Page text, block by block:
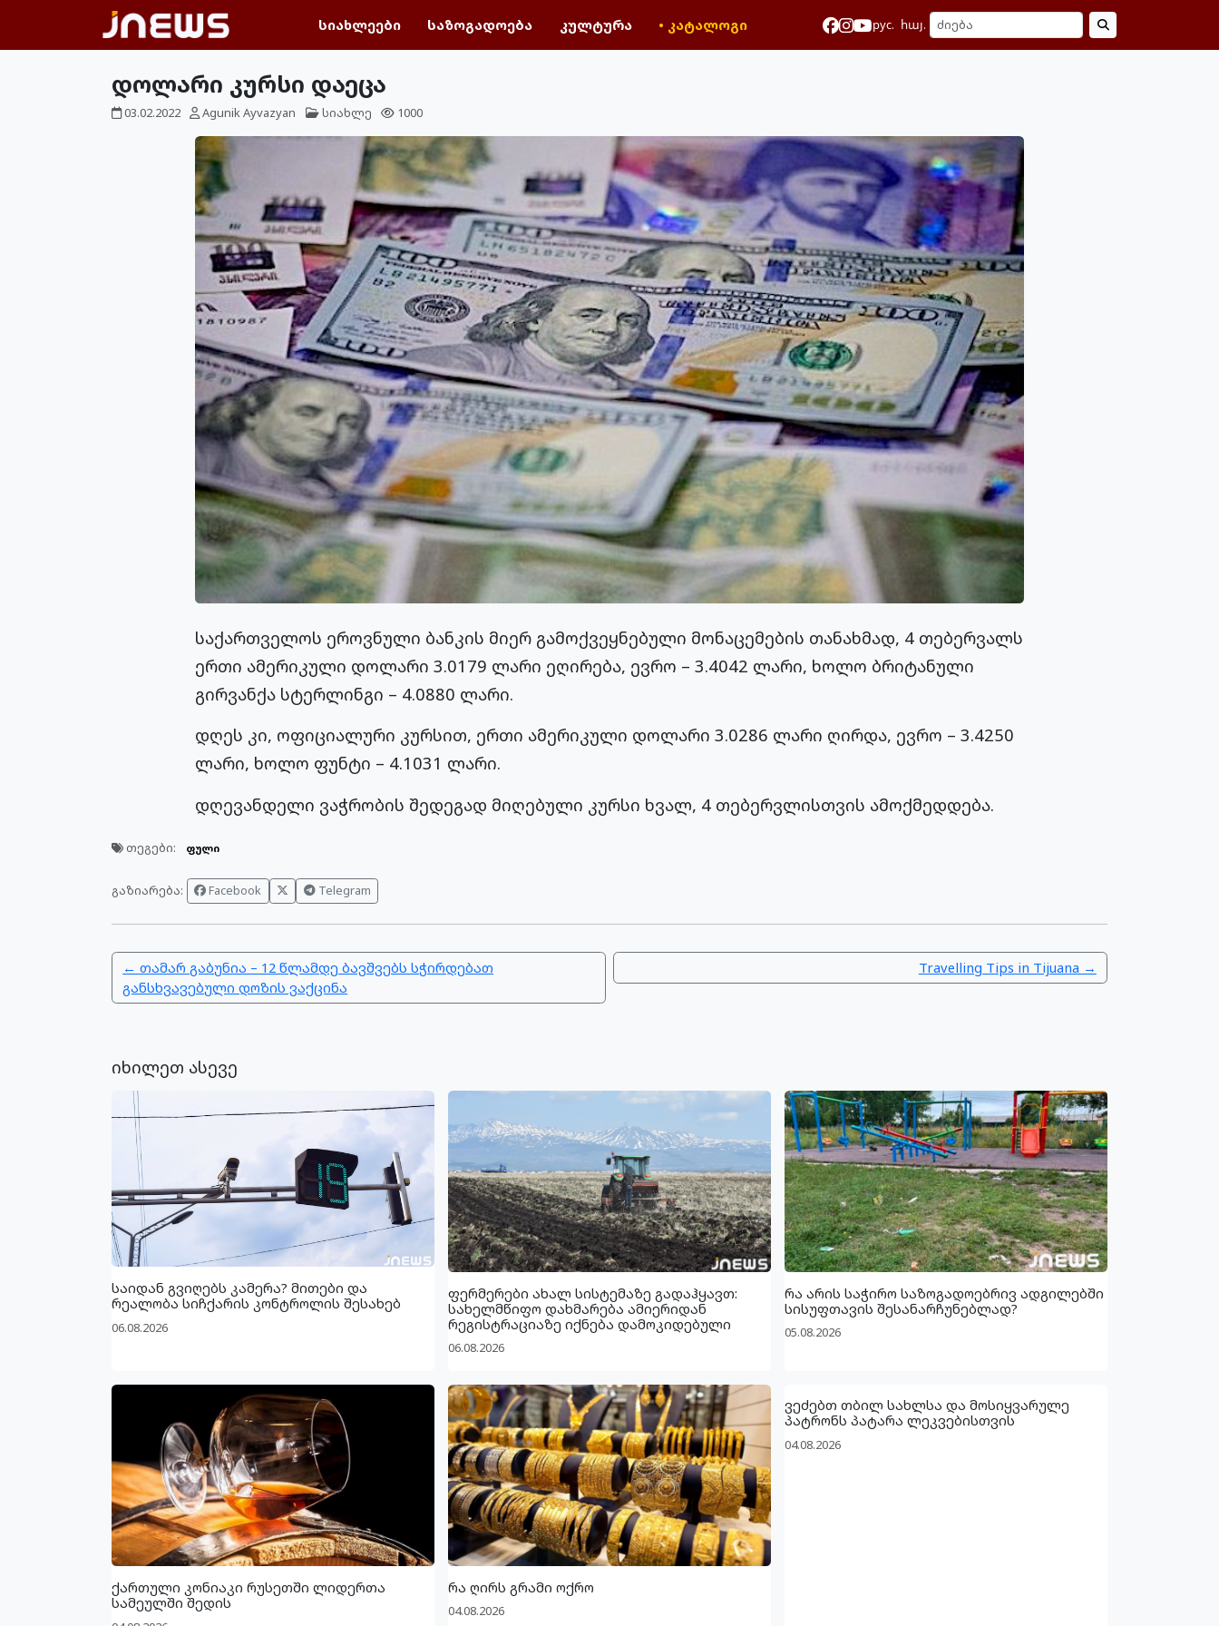
სიახლეები საზოგადოება კულტურა • კატალოგი рус. հայ.
დოლარი კურსი დაეცა
03.02.2022 Agunik Ayvazyan სიახლე 1000
​საქართველოს ეროვნული ბანკის მიერ გამოქვეყნებული მონაცემების თანახმად, 4 თებერვალს
ერთი ამერიკული დოლარი 3.0179 ლარი ეღირება, ევრო – 3.4042 ლარი, ხოლო ბრიტანული
გირვანქა სტერლინგი – 4.0880 ლარი.
დღეს კი, ოფიციალური კურსით, ერთი ამერიკული დოლარი 3.0286 ლარი ღირდა, ევრო – 3.4250
ლარი, ხოლო ფუნტი – 4.1031 ლარი.
დღევანდელი ვაჭრობის შედეგად მიღებული კურსი ხვალ, 4 თებერვლისთვის ამოქმედდება.
თეგები: ფული
გაზიარება: Facebook Telegram
← თამარ გაბუნია – 12 წლამდე ბავშვებს სჭირდებათ
განსხვავებული დოზის ვაქცინა
Travelling Tips in Tijuana →
იხილეთ ასევე
საიდან გვიღებს კამერა? მითები და
რეალობა სიჩქარის კონტროლის შესახებ
06.08.2026
ფერმერები ახალ სისტემაზე გადაჰყავთ:
სახელმწიფო დახმარება ამიერიდან
რეგისტრაციაზე იქნება დამოკიდებული
06.08.2026
რა არის საჭირო საზოგადოებრივ ადგილებში
სისუფთავის შესანარჩუნებლად?
05.08.2026
ქართული კონიაკი რუსეთში ლიდერთა
სამეულში შედის
რა ღირს გრამი ოქრო
04.08.2026
ვეძებთ თბილ სახლსა და მოსიყვარულე
პატრონს პატარა ლეკვებისთვის
04.08.2026